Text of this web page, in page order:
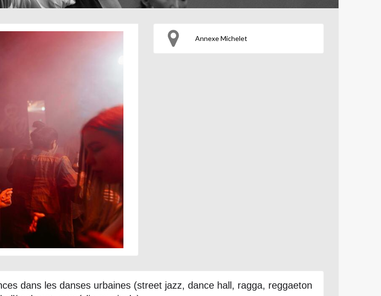
Annexe Michelet
dans les danses urbaines (street jazz, dance hall, ragga, reggaeton